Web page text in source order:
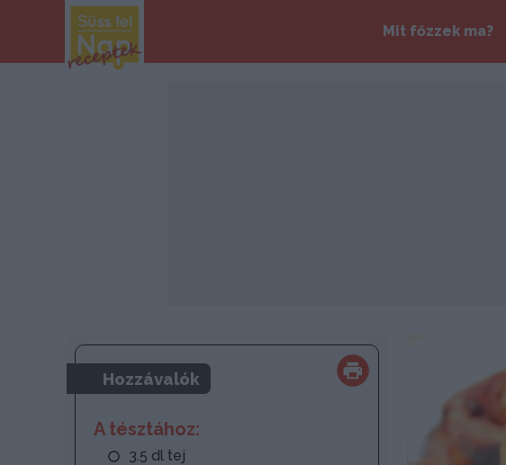
Mit főzzek ma?
Hozzávalók
A tésztához:
3.5 dl tej